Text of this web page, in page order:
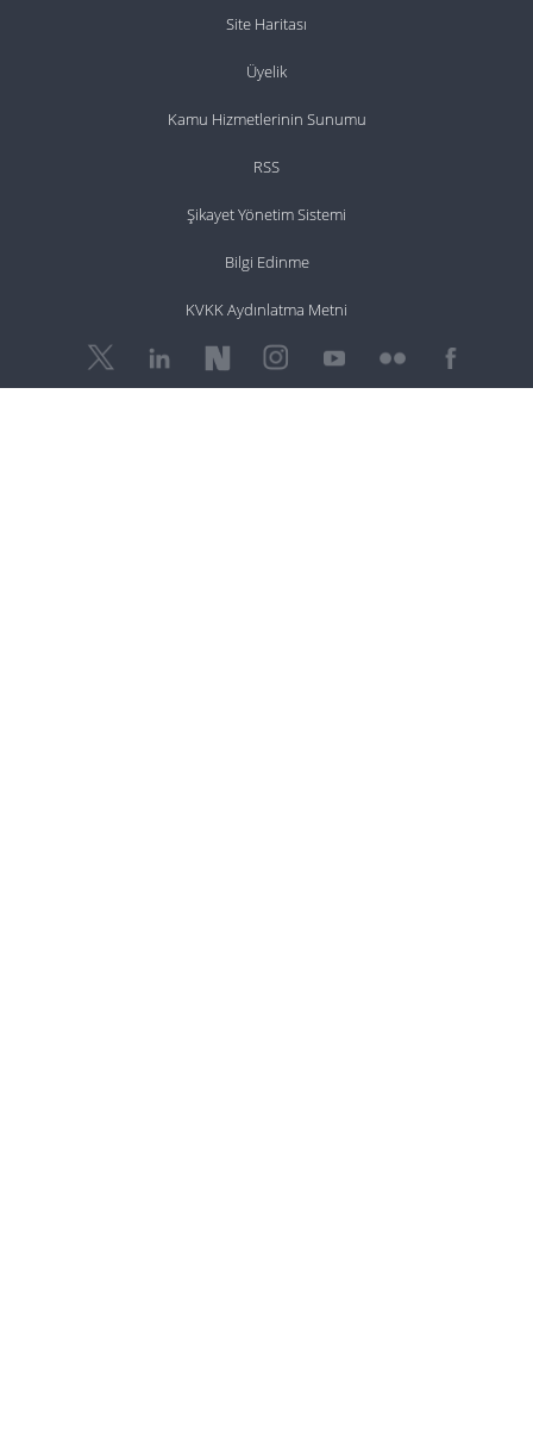
Site Haritası
Üyelik
Kamu Hizmetlerinin Sunumu
RSS
Şikayet Yönetim Sistemi
Bilgi Edinme
KVKK Aydınlatma Metni